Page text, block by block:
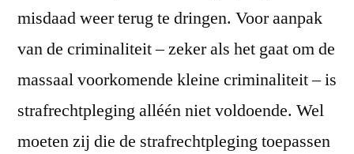
misdaad weer terug te dringen. Voor aanpak
van de criminaliteit – zeker als het gaat om de
massaal voorkomende kleine criminaliteit – is
strafrechtpleging alléén niet voldoende. Wel
moeten zij die de strafrechtpleging toepassen